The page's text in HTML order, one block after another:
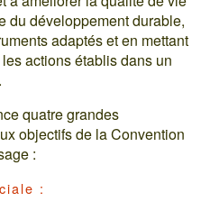
du développement durable,
adaptés et en mettant
actions établis dans un
quatre grandes
objectifs de la Convention
:
: